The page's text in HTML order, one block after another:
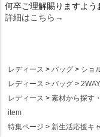
何卒ご理解賜りますよう
詳細はこちら→
レディース バッグ ショ
レディース
バッグ
レディース
素材から探す
item
特集ページ
新生活応援キ